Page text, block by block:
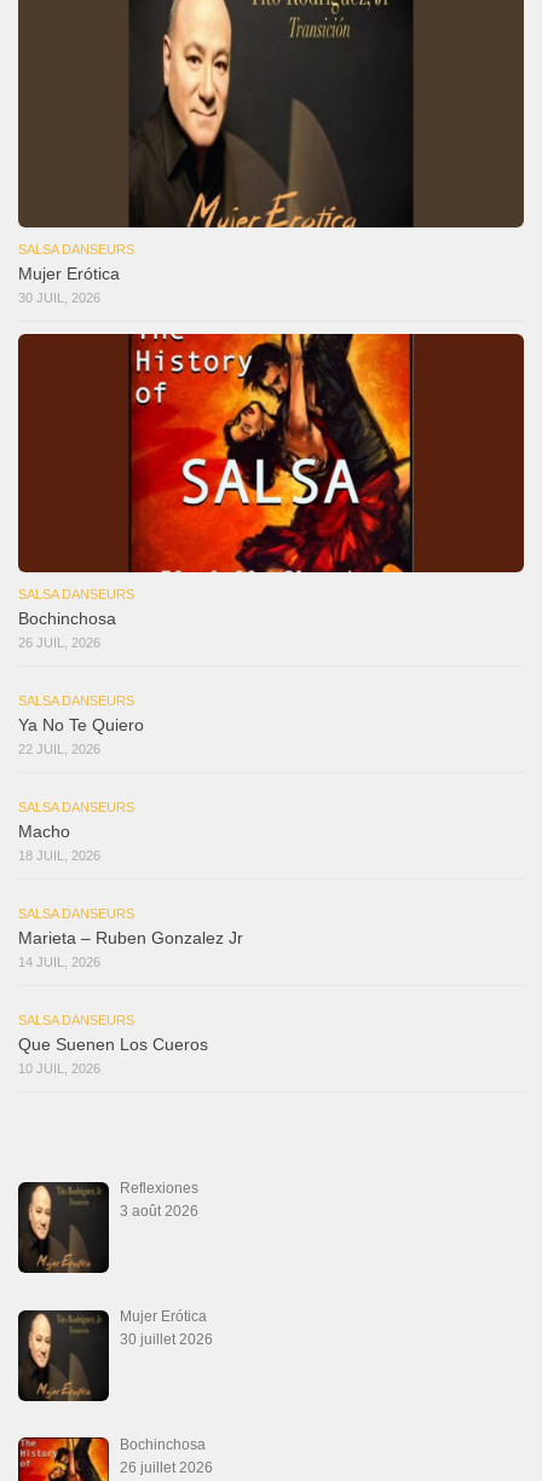
SALSA DANSEURS
Mujer Erótica
30 JUIL, 2026
SALSA DANSEURS
Bochinchosa
26 JUIL, 2026
SALSA DANSEURS
Ya No Te Quiero
22 JUIL, 2026
SALSA DANSEURS
Macho
18 JUIL, 2026
SALSA DANSEURS
Marieta – Ruben Gonzalez Jr
14 JUIL, 2026
SALSA DANSEURS
Que Suenen Los Cueros
10 JUIL, 2026
Reflexiones
3 août 2026
Mujer Erótica
30 juillet 2026
Bochinchosa
26 juillet 2026